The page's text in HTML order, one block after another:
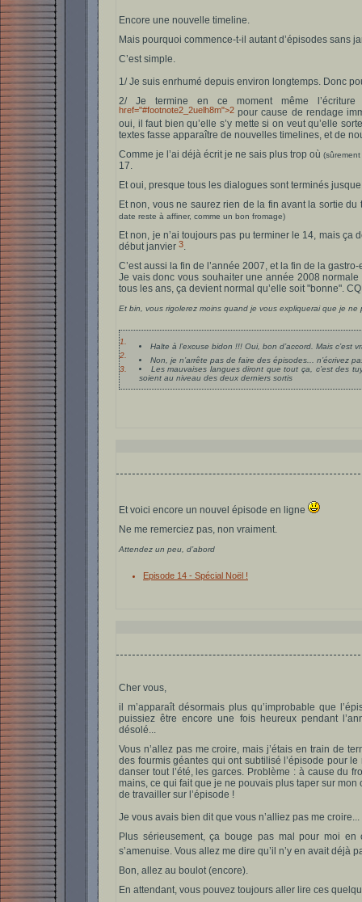
Encore une nouvelle timeline.
Mais pourquoi commence-t-il autant d’épisodes sans
C’est simple.
1/ Je suis enrhumé depuis environ longtemps. Donc
2/ Je termine en ce moment même
href="#footnote2_2uelh8m">2 pour cause de rendage
oui, il faut bien qu’elle s’y mette si on veut qu’elle
textes fasse apparaître de nouvelles timelines, et de
Comme je l’ai déjà écrit je ne sais plus trop où
17.
Et oui, presque tous les dialogues sont terminés
Et non, vous ne saurez rien de la fin avant la sortie
date reste à affiner, comme un bon fromage)
Et non, je n’ai toujours pas pu terminer le 14, mais
début janvier 3.
C’est aussi la fin de l’année 2007, et la fin de la
Je vais donc vous souhaiter une année 2008
tous les ans, ça devient normal qu’elle soit "bonne".
Et bin, vous rigolerez moins quand je vous expliquerai que je
1.
Halte à l’excuse bidon !!! Oui, bon d’accord. Mais c’est
2.
Non, je n’arrête pas de faire des épisodes... n’écrivez
3.
Les mauvaises langues diront que tout ça, c’est des
soient au niveau des deux derniers sortis
Et voici encore un nouvel épisode en ligne
Ne me remerciez pas, non vraiment.
Attendez un peu, d’abord
Episode 14 - Spécial Noël !
Cher vous,
il m’apparaît désormais plus qu’improbable que
puissiez être encore une fois heureux pendant
désolé...
Vous n’allez pas me croire, mais j’étais en train de
des fourmis géantes qui ont subtilisé l’épisode pour
danser tout l’été, les garces. Problème : à cause du
mains, ce qui fait que je ne pouvais plus taper sur
de travailler sur l’épisode !
Je vous avais bien dit que vous n’alliez pas me croire...
Plus sérieusement, ça bouge pas mal pour moi
s’amenuise. Vous allez me dire qu’il n’y en avait déjà
Bon, allez au boulot (encore).
En attendant, vous pouvez toujours aller lire ces